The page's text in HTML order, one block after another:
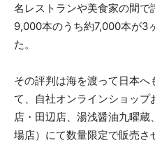
名レストランや美食家の間
9,000本のうち約7,000本が3
た。
その評判は海を渡って日本
て、自社オンラインショッ
店・田辺店、湯浅醤油九曜
場店）にて数量限定で販売さ